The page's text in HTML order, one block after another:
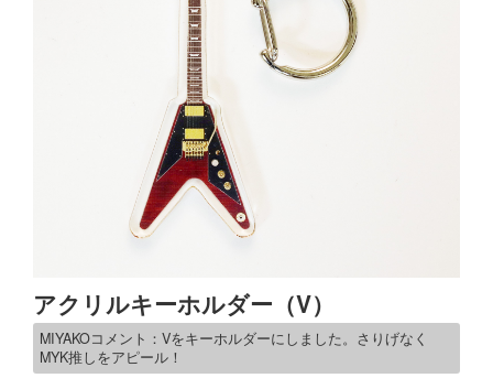
アクリルキーホルダー（V）
MIYAKOコメント：Vをキーホルダーにしました。さりげなく
MYK推しをアピール！